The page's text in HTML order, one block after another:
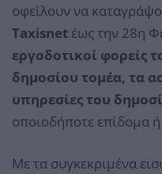
οφείλουν να
Taxisnet έως την 28η
εργοδοτικοί φορείς
δημοσίου τομέα, τα
υπηρεσίες του
οποιοδήποτε επίδομα
Με τα συγκεκριμένα